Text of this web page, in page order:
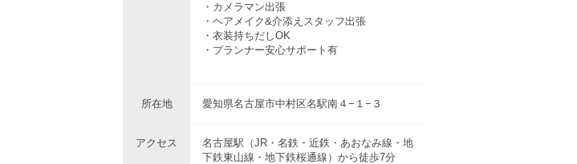
・カメラマン出張
・ヘアメイク&介添えスタッフ出張
・衣装持ちだしOK
・プランナー安心サポート有
所在地 愛知県名古屋市中村区名駅南４−１−３
アクセス
名古屋駅（JR・名鉄・近鉄・あおなみ線・地
下鉄東山線・地下鉄桜通線）から徒歩7分